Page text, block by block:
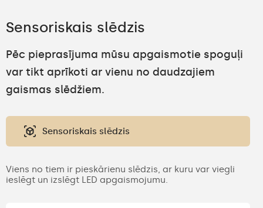
Sensoriskais slēdzis
Pēc pieprasījuma mūsu apgaismotie spoguļi
var tikt aprīkoti ar vienu no daudzajiem
gaismas slēdžiem.
Sensoriskais slēdzis
Viens no tiem ir pieskārienu slēdzis, ar kuru var viegli
ieslēgt un izslēgt LED apgaismojumu.